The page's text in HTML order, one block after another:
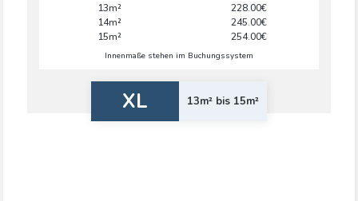
13m²
14m²
15m²
228.00€
245.00€
254.00€
Innenmaße stehen im Buchungssystem
XL 13m² bis 15m²